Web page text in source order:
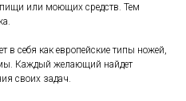
пищи или моющих средств. Тем
в себя как европейские типы ножей,
Каждый желающий найдет
своих задач.